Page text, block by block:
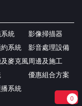
統
系統
麥克風
系統
影像掃描器
影音處理設備
周邊及施工
優惠組合方案
0